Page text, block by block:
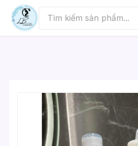
Skip
content